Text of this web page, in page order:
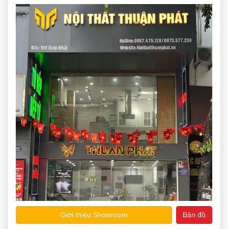
Giới thiệu Showroom Bản đồ